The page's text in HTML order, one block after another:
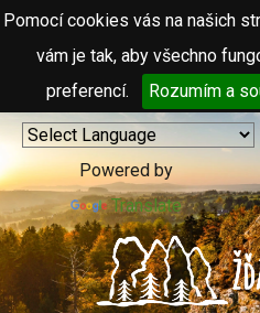
Pomocí cookies vás na našich
vám je tak, aby všechno
preferencí.
Rozumím a
Powered by
Translate